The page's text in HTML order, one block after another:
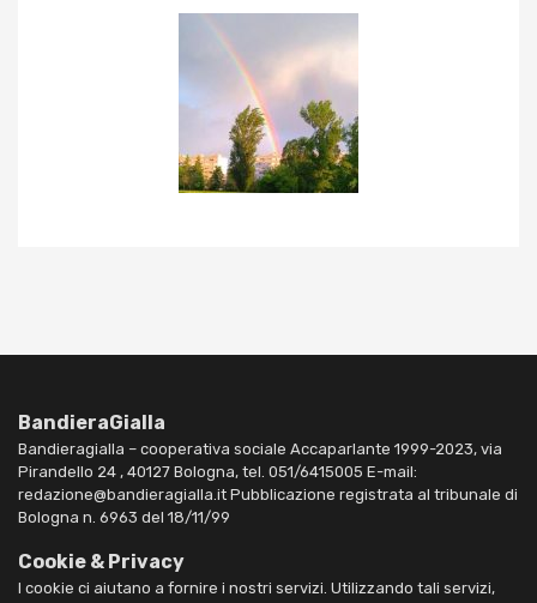
BandieraGialla
Bandieragialla – cooperativa sociale Accaparlante 1999-2023, via
Pirandello 24 , 40127 Bologna, tel. 051/6415005 E-mail:
redazione@bandieragialla.it Pubblicazione registrata al tribunale di
Bologna n. 6963 del 18/11/99
Cookie & Privacy
I cookie ci aiutano a fornire i nostri servizi. Utilizzando tali servizi,